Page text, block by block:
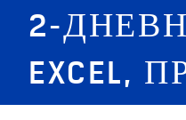
2-
EXCEL,